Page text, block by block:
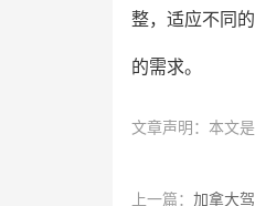
整，适应不同
的需求。
文章声明：本文
上一篇： 加拿大